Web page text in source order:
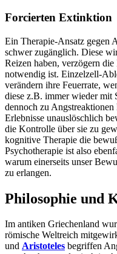
Forcierten Extinktion
Ein Therapie-Ansatz gegen
schwer zugänglich. Diese
Reizen haben, verzögern
notwendig ist. Einzelzell-
verändern ihre Feuerrate,
diese z.B. immer wieder mit
dennoch zu
Erlebnisse unauslöschlich
die Kontrolle über sie zu
kognitive Therapie die
Psychotherapie ist also
warum einerseits unser
zu erlangen.
Philosophie und
Im antiken Griechenland
römische Weltreich
und Aristoteles begriffen